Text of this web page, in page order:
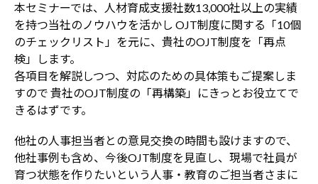
本セミナーでは、人材育成支援社数13,000社以上の実績
を持つ当社のノウハウを活かし OJT制度に関する「10個
のチェックリスト」を元に、貴社のOJT制度を「再点
検」します。
各項目を解説しつつ、対応のための具体策もご提案しま
すので 貴社のOJT制度の「再構築」にきっとお役立てで
きるはずです。
他社の人事担当者との意見交換の時間も設けますので、
他社事例も含め、今後OJT制度を見直し、現場で社員が
育つ状態を作りたいという人事・教育のご担当者さまに